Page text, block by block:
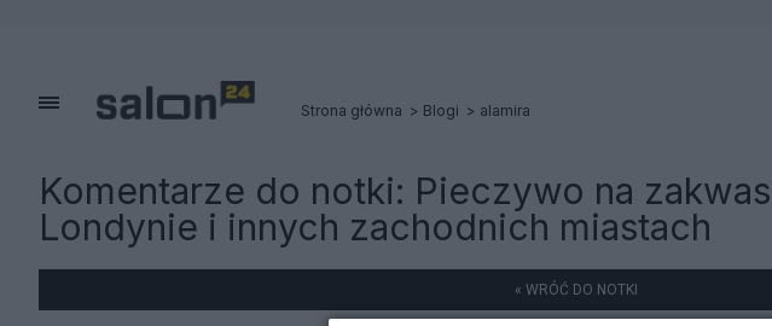
Strona główna Blogi alamira
Komentarze do notki: Pieczywo na
Londynie i innych zachodnich miastach
« WRÓĆ DO NOTKI